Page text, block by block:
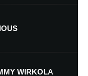
WIRKOLA